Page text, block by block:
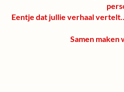
Eentje dat jullie verhaal
Samen maken